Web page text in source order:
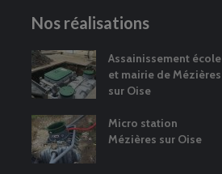
Nos réalisations
Assainissement école
et mairie de Mézières
sur Oise
Micro station
Mézières sur Oise